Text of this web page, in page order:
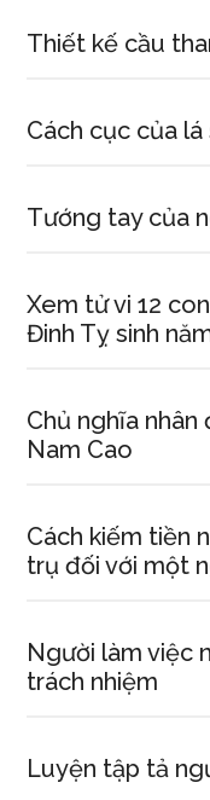
Thiết kế cầu
Cách cục của lá
Tướng tay của
Xem tử vi 12
Đinh Tỵ sinh
Chủ nghĩa
Nam Cao
Cách kiếm tiền
trụ đối với một
Người làm việc
trách nhiệm
Luyện tập tả